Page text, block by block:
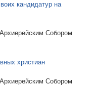
кандидатур на
Собором
христиан
Собором